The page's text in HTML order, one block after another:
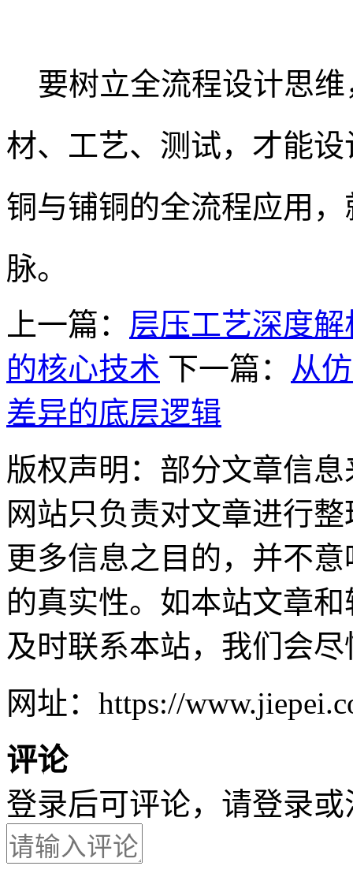
要树立全流程设计思维
材、工艺、测试，才能
铜与铺铜的全流程应用
脉。
上一篇： 层压工艺深度
的核心技术 下一篇： 从
差异的底层逻辑
版权声明：部分文章信
网站只负责对文章进行
更多信息之目的，并不
的真实性。如本站文章
及时联系本站，我们会
网址：https://
评论
登录后可评论，请登录或